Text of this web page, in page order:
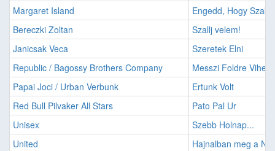
Margaret Island
Engedd, Hogy
Bereczki Zoltan
Szallj velem!
Janicsak Veca
Szeretek Elni
Republic / Bagossy Brothers Company
Messzi Foldre
Papai Joci / Urban Verbunk
Ertunk Volt
Red Bull Pilvaker All Stars
Pato Pal Ur
Unisex
Szebb Holnap...
United
Hajnalban meg a